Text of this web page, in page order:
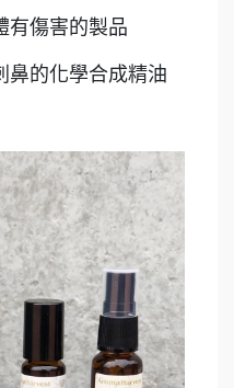
有傷害的製品
鼻的化學合成精油